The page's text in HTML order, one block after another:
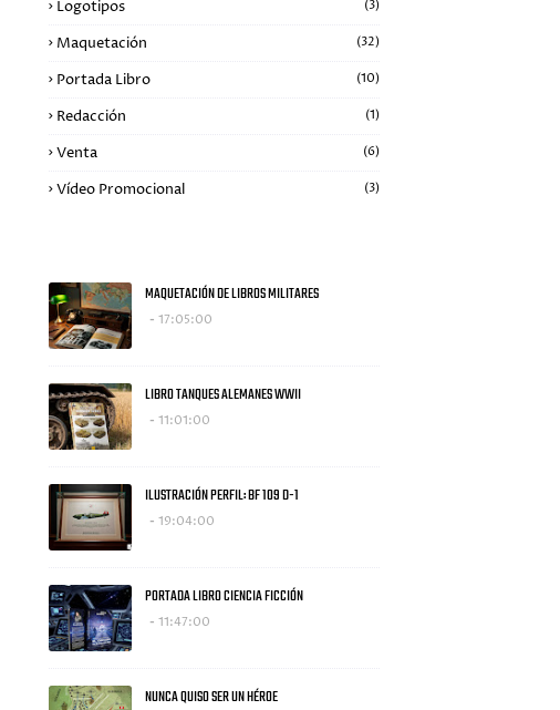
Logotipos (3)
Maquetación (32)
Portada Libro (10)
Redacción (1)
Venta (6)
Vídeo Promocional (3)
MAQUETACIÓN DE LIBROS MILITARES
17:05:00
LIBRO TANQUES ALEMANES WWII
11:01:00
ILUSTRACIÓN PERFIL: BF 109 D-1
19:04:00
PORTADA LIBRO CIENCIA FICCIÓN
11:47:00
NUNCA QUISO SER UN HÉROE